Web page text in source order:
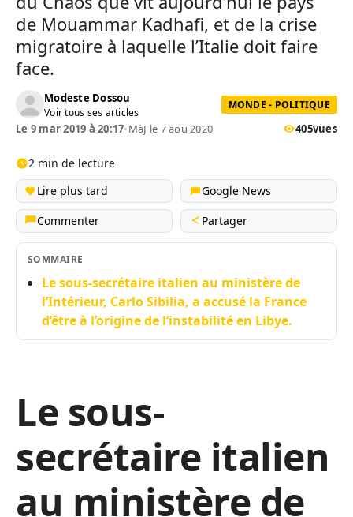
de Mouammar Kadhafi, et de la crise
migratoire à laquelle l’Italie doit faire
face.
Modeste Dossou
Voir tous ses articles
MONDE - POLITIQUE
Le 9 mar 2019 à 20:17•MàJ le 7 aou 2020 405vues
2 min de lecture
Lire plus tard
Google News
Commenter
Partager
SOMMAIRE
Le sous-secrétaire italien au ministère de
l’Intérieur, Carlo Sibilia, a accusé la France
d’être à l’origine de l’instabilité en Libye.
Le sous-
secrétaire italien
au ministère de